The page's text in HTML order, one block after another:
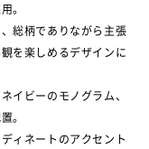
。
総柄でありながら主張
を楽しめるデザインに
イビーのモノグラム、
。
ィネートのアクセント